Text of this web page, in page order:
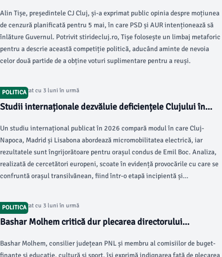
Alin Tișe, președintele CJ Cluj, și-a exprimat public opinia despre moțiunea
de cenzură planificată pentru 5 mai, în care PSD și AUR intenționează să
înlăture Guvernul. Potrivit stiridecluj.ro, Tișe folosește un limbaj metaforic
pentru a descrie această competiție politică, aducând aminte de nevoia
celor două partide de a obține voturi suplimentare pentru a reuși.
POLITICA
Articol postat cu 3 luni în urmă
Studii internaționale dezvăluie deficiențele Clujului în
Un studiu internațional publicat în 2026 compară modul în care Cluj-
Napoca, Madrid și Lisabona abordează micromobilitatea electrică, iar
rezultatele sunt îngrijorătoare pentru orașul condus de Emil Boc. Analiza,
realizată de cercetători europeni, scoate în evidență provocările cu care se
confruntă orașul transilvănean, fiind într-o etapă incipientă și
POLITICA
Articol postat cu 3 luni în urmă
Bashar Molhem critică dur plecarea directorului
Bashar Molhem, consilier județean PNL și membru al comisiilor de buget-
finanțe și educație, cultură și sport, își exprimă indignarea față de plecarea